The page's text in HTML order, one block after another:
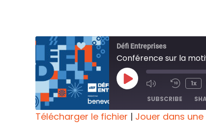
Défi Entreprises
Conférence sur la
Play
Episode
1x
SUBSCRIBE
Télécharger le fichier | Jouer dans